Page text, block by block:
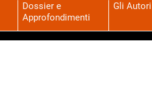
Dossier e
Approfondimenti
Gli Autori